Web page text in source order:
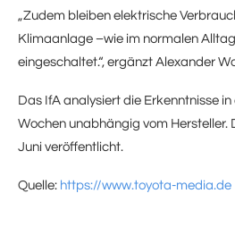
„Zudem bleiben elektrische
Klimaanlage –wie im normalen
eingeschaltet.“, ergänzt Alexander
Das IfA analysiert die Erkenntnisse
Wochen unabhängig vom Hersteller.
Juni veröffentlicht.
Quelle: https://www.toyota-media.de